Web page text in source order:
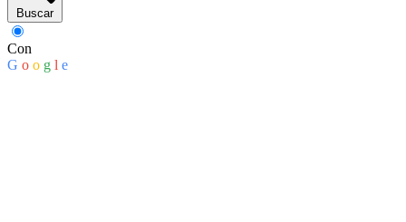
Buscar
Con
G o o g l e